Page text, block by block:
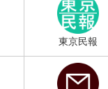
東京民報